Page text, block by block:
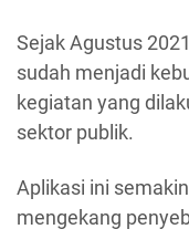
Sejak Agustus
sudah menjadi
kegiatan yang
sektor publik.
Aplikasi ini
mengekang